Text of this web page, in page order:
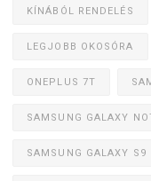
KÍNÁBÓL RENDELÉS
LEGJOBB OKOSÓRA
ONEPLUS 7T
SAMSUNG GALAXY
SAMSUNG GALAXY S9